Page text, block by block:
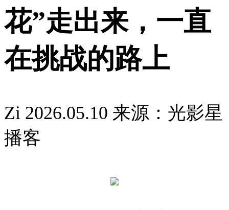
花”走出来，一直
在挑战的路上
Zi 2026.05.10 来源：光影星
播客